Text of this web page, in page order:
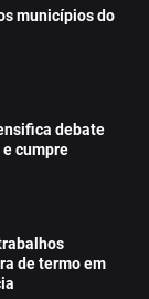
municípios do
debate
cumpre
de termo em